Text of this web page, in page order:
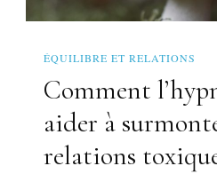
ÉQUILIBRE ET RELATIONS
Comment
aider à
relations